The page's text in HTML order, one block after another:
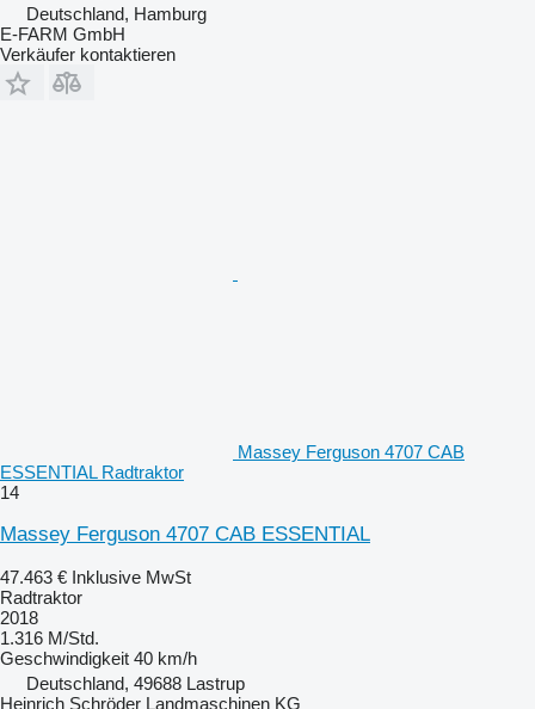
Deutschland, Hamburg
E-FARM GmbH
Verkäufer kontaktieren
Massey Ferguson 4707 CAB
ESSENTIAL Radtraktor
14
Massey Ferguson 4707 CAB ESSENTIAL
47.463 € Inklusive MwSt
Radtraktor
2018
1.316 M/Std.
Geschwindigkeit 40 km/h
Deutschland, 49688 Lastrup
Heinrich Schröder Landmaschinen KG